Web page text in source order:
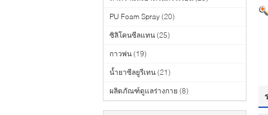
PU Foam Spray (20)
ซิลิโคนซีลแทน (25)
กาวพ่น (19)
น้ำยาซีลยูรีเทน (21)
ผลิตภัณฑ์ดูแลร่างกาย (8)